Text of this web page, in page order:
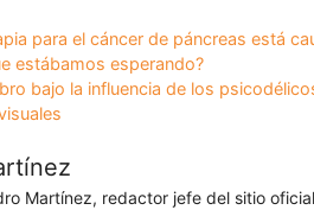
para el cáncer de páncreas está
estábamos esperando?
bajo la influencia de los
Martínez, redactor jefe del sitio